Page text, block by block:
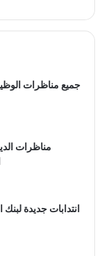
جميع مناظرات
مناظرات
انتدابات جديدة لبنك